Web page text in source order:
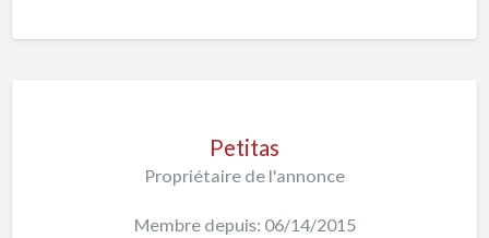
Petitas
Propriétaire de l'annonce
Membre depuis: 06/14/2015